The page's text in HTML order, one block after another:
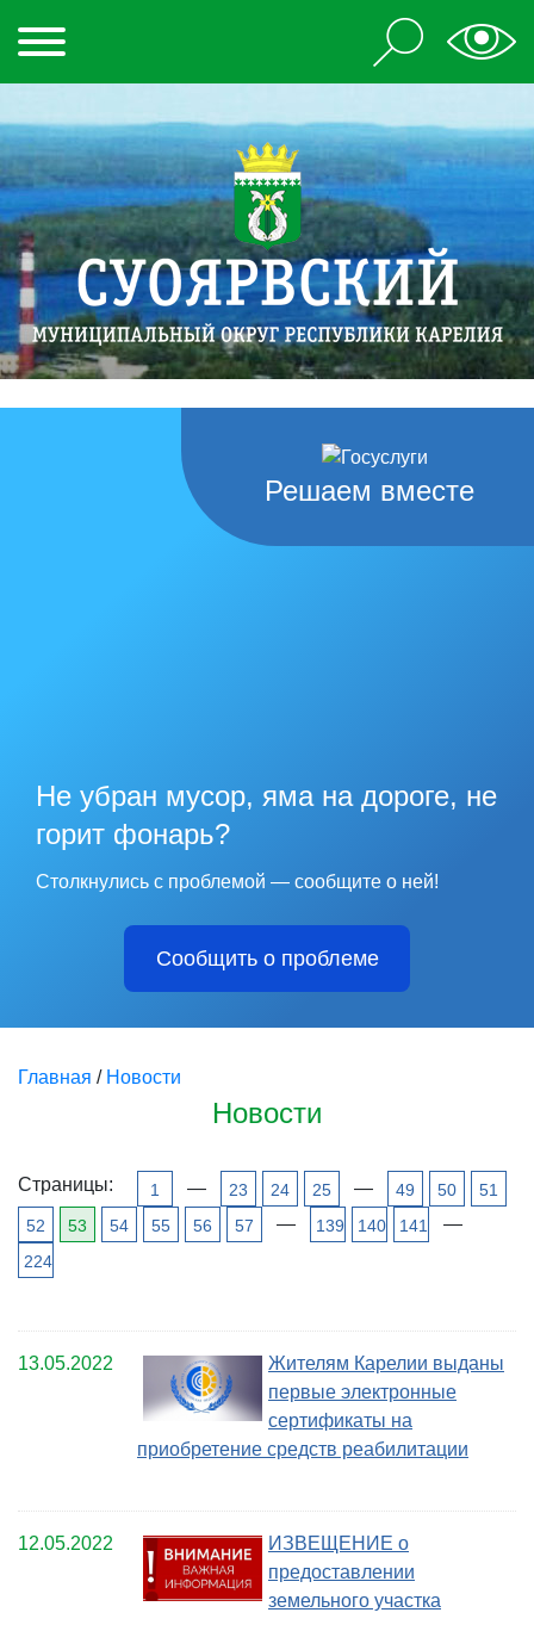
Решаем вместе
Не убран мусор, яма на дороге, не
горит фонарь?
Столкнулись с проблемой — сообщите о ней!
Сообщить о проблеме
Главная / Новости
Новости
Страницы: 1 — 23 24 25 — 49 50
51
52
53 54 55 56 57 — 139 140 141 —
224
13.05.2022
Жителям Карелии выданы
первые электронные
сертификаты на
приобретение средств реабилитации
12.05.2022
ИЗВЕЩЕНИЕ о
предоставлении
земельного участка